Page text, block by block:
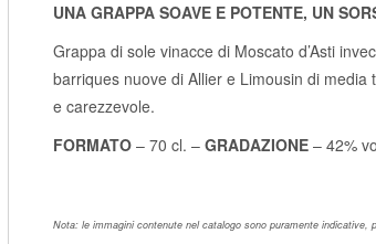
UNA GRAPPA SOAVE E POTENTE, UN
Grappa di sole vinacce di Moscato d’Asti
barriques nuove di Allier e Limousin di media
e carezzevole.
FORMATO– 70 cl. – GRADAZIONE– 42%
Nota: le immagini contenute nel catalogo sono puramente indicative,